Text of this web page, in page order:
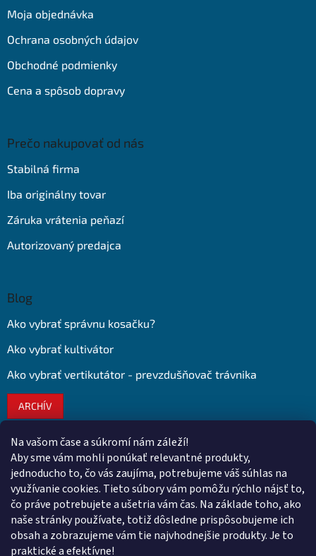
Na vašom čase a súkromí nám záleží!
Aby sme vám mohli ponúkať relevantné produkty,
jednoducho to, čo vás zaujíma, potrebujeme váš súhlas na
využívanie cookies. Tieto súbory vám pomôžu rýchlo nájsť to,
čo práve potrebujete a ušetria vám čas. Na základe toho, ako
naše stránky používate, totiž dôsledne prispôsobujeme ich
obsah a zobrazujeme vám tie najvhodnejšie produkty. Je to
praktické a efektívne!
Moja objednávka
Ochrana osobných údajov
Obchodné podmienky
Cena a spôsob dopravy
Prečo nakupovať od nás
Stabilná firma
Iba originálny tovar
Záruka vrátenia peňazí
Autorizovaný predajca
Blog
Ako vybrať správnu kosačku?
Ako vybrať kultivátor
Ako vybrať vertikutátor - prevzdušňovač trávnika
ARCHÍV
Kontakt
obchod@ euroshopy.sk
0911 931 019
0911 931 019
Facebook Euroshopy